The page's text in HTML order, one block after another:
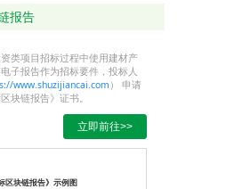
国家强制性标准GB502
10-2018《建筑装饰装
修工程质量验收标准》
9、可定制功能：阻
燃、防霉、抗菌、自
洁、抗甲醛、负离子
10、应用领域：写字
报告
类项目招标过程中使用建材产
子报告作为招标要件，投标人
www.shuzijiancai.com ） 申请
块链报告》证书。
立即前往>>
区块链报告》示例图